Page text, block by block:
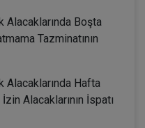
Alacaklarında Boşta
Tazminatının
Alacaklarında Hafta
Alacaklarının İspatı